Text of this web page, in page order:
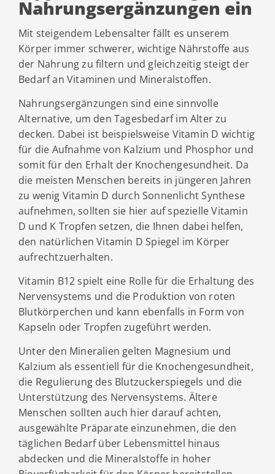
Nahrungsergänzungen ein
Mit steigendem Lebensalter fällt es unserem
Körper immer schwerer, wichtige Nährstoffe aus
der Nahrung zu filtern und gleichzeitig steigt der
Bedarf an Vitaminen und Mineralstoffen.
Nahrungsergänzungen sind eine sinnvolle
Alternative, um den Tagesbedarf im Alter zu
decken. Dabei ist beispielsweise Vitamin D wichtig
für die Aufnahme von Kalzium und Phosphor und
somit für den Erhalt der Knochengesundheit. Da
die meisten Menschen bereits in jüngeren Jahren
zu wenig Vitamin D durch Sonnenlicht Synthese
aufnehmen, sollten sie hier auf spezielle Vitamin
D und K Tropfen setzen, die Ihnen dabei helfen,
den natürlichen Vitamin D Spiegel im Körper
aufrechtzuerhalten.
Vitamin B12 spielt eine Rolle für die Erhaltung des
Nervensystems und die Produktion von roten
Blutkörperchen und kann ebenfalls in Form von
Kapseln oder Tropfen zugeführt werden.
Unter den Mineralien gelten Magnesium und
Kalzium als essentiell für die Knochengesundheit,
die Regulierung des Blutzuckerspiegels und die
Unterstützung des Nervensystems. Ältere
Menschen sollten auch hier darauf achten,
ausgewählte Präparate einzunehmen, die den
täglichen Bedarf über Lebensmittel hinaus
abdecken und die Mineralstoffe in hoher